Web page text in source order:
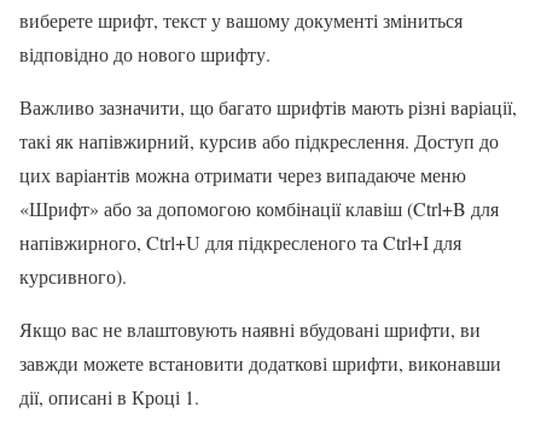
виберете шрифт, текст у вашому документі зміниться
відповідно до нового шрифту.
Важливо зазначити, що багато шрифтів мають різні варіації,
такі як напівжирний, курсив або підкреслення. Доступ до
цих варіантів можна отримати через випадаюче меню
«Шрифт» або за допомогою комбінації клавіш (Ctrl+B для
напівжирного, Ctrl+U для підкресленого та Ctrl+I для
курсивного).
Якщо вас не влаштовують наявні вбудовані шрифти, ви
завжди можете встановити додаткові шрифти, виконавши
дії, описані в Кроці 1.